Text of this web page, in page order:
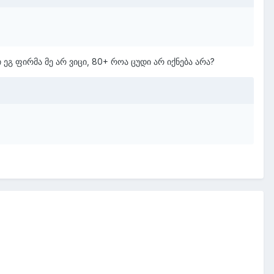
ფირმა მე არ ვიცი, 80+ როა ცუდი არ იქნება არა?